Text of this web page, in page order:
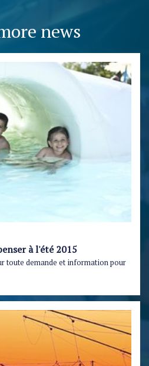
news
à l'été 2015
toute demande et information pour